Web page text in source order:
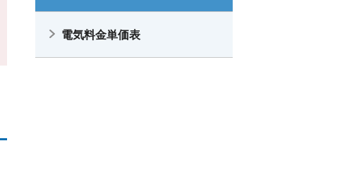
電気料金単価表